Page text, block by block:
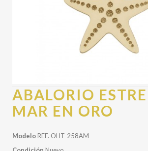
ABALORIO
MAR EN ORO
ModeloREF. OHT-258AM